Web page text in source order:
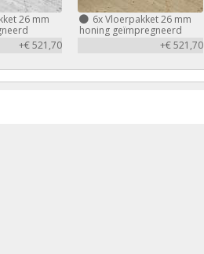
26 mm
+€ 521,70
6xVloerpakket 26 mm
honing geïmpregneerd
+€ 521,70